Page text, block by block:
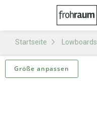
Startseite Lowboards
Größe anpassen